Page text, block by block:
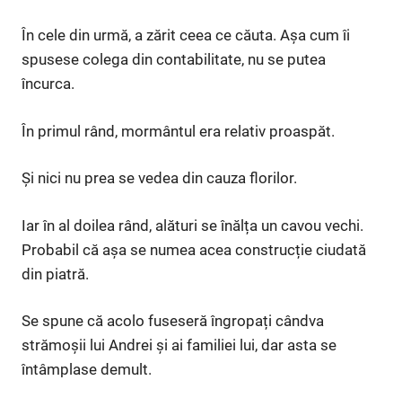
În cele din urmă, a zărit ceea ce căuta. Așa cum îi
spusese colega din contabilitate, nu se putea
încurca.
În primul rând, mormântul era relativ proaspăt.
Și nici nu prea se vedea din cauza florilor.
Iar în al doilea rând, alături se înălța un cavou vechi.
Probabil că așa se numea acea construcție ciudată
din piatră.
Se spune că acolo fuseseră îngropați cândva
strămoșii lui Andrei și ai familiei lui, dar asta se
întâmplase demult.